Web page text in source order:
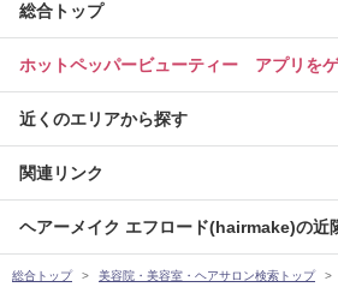
総合トップ
ホットペッパービューティー アプリを
近くのエリアから探す
関連リンク
ヘアーメイク エフロード(hairmake)の近
総合トップ 美容院・美容室・ヘアサロン検索トップ